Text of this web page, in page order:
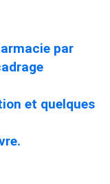
par
et quelques